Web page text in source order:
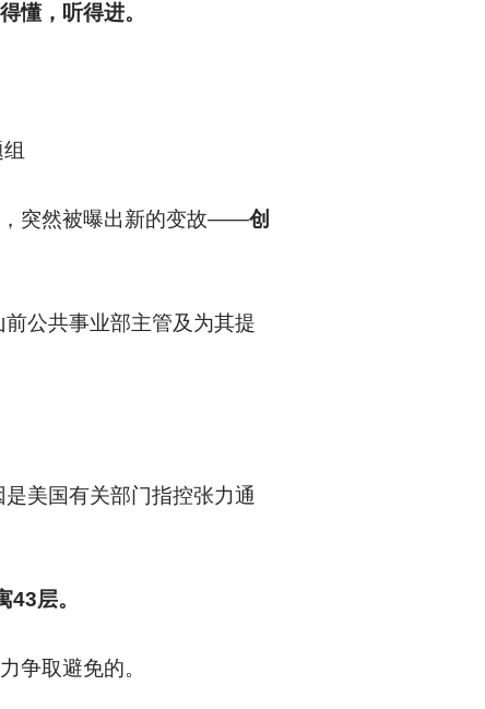
懂，听得进。
，突然被曝出新的变故——创
公共事业部主管及为其提
美国有关部门指控张力通
层。
争取避免的。